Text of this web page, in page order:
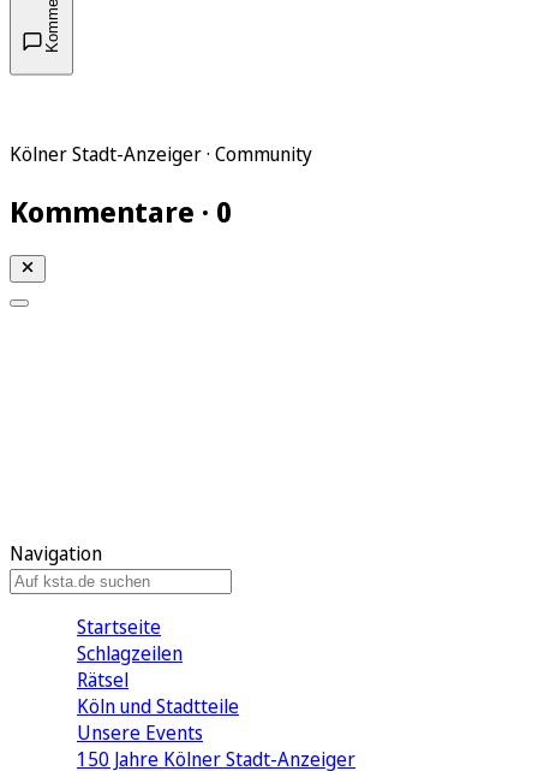
Kölner Stadt-Anzeiger · Community
Kommentare · 0
Navigation
Startseite
Schlagzeilen
Rätsel
Köln und Stadtteile
Unsere Events
150 Jahre Kölner Stadt-Anzeiger